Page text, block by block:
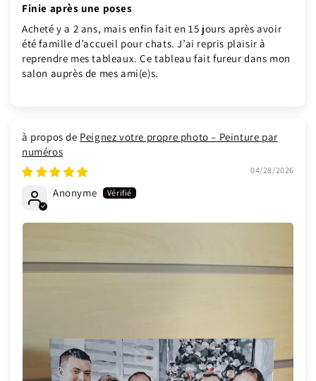
Finie après une poses
Acheté y a 2 ans, mais enfin fait en 15 jours après avoir
été famille d’accueil pour chats. J’ai repris plaisir à
reprendre mes tableaux. Ce tableau fait fureur dans mon
salon auprès de mes ami(e)s.
Peignez votre propre photo – Peinture par
numéros
04/28/2026
Anonyme